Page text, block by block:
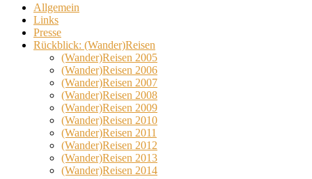
Allgemein
Links
Presse
Rückblick: (Wander)Reisen
(Wander)Reisen 2005
(Wander)Reisen 2006
(Wander)Reisen 2007
(Wander)Reisen 2008
(Wander)Reisen 2009
(Wander)Reisen 2010
(Wander)Reisen 2011
(Wander)Reisen 2012
(Wander)Reisen 2013
(Wander)Reisen 2014